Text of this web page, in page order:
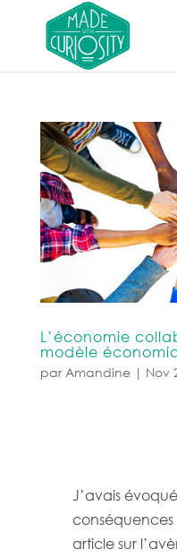
L’économie
modèle
par Amandine| Nov
J’avais
article sur